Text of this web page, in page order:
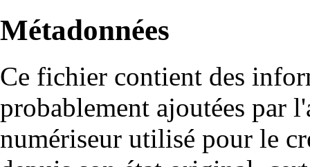
Métadonnées
Ce fichier contient des
probablement ajoutées par
numériseur utilisé pour le